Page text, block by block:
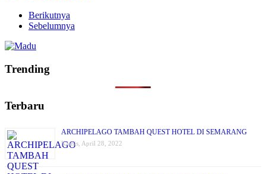
Berikutnya
Sebelumnya
Trending
Terbaru
ARCHIPELAGO TAMBAH QUEST HOTEL DI SEMARANG
Kamis, April 28, 2022